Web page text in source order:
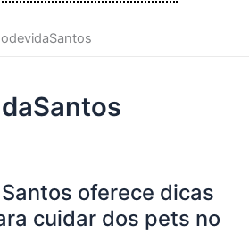
oferece dicas
cuidar dos pets no